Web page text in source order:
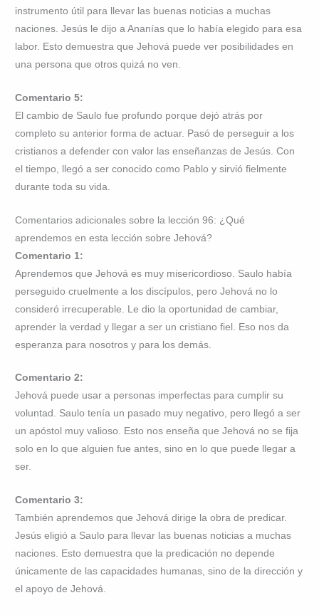
instrumento útil para llevar las buenas noticias a muchas
naciones. Jesús le dijo a Ananías que lo había elegido para esa
labor. Esto demuestra que Jehová puede ver posibilidades en
una persona que otros quizá no ven.
Comentario 5:
El cambio de Saulo fue profundo porque dejó atrás por
completo su anterior forma de actuar. Pasó de perseguir a los
cristianos a defender con valor las enseñanzas de Jesús. Con
el tiempo, llegó a ser conocido como Pablo y sirvió fielmente
durante toda su vida.
Comentarios adicionales sobre la lección 96: ¿Qué
aprendemos en esta lección sobre Jehová?
Comentario 1:
Aprendemos que Jehová es muy misericordioso. Saulo había
perseguido cruelmente a los discípulos, pero Jehová no lo
consideró irrecuperable. Le dio la oportunidad de cambiar,
aprender la verdad y llegar a ser un cristiano fiel. Eso nos da
esperanza para nosotros y para los demás.
Comentario 2:
Jehová puede usar a personas imperfectas para cumplir su
voluntad. Saulo tenía un pasado muy negativo, pero llegó a ser
un apóstol muy valioso. Esto nos enseña que Jehová no se fija
solo en lo que alguien fue antes, sino en lo que puede llegar a
ser.
Comentario 3:
También aprendemos que Jehová dirige la obra de predicar.
Jesús eligió a Saulo para llevar las buenas noticias a muchas
naciones. Esto demuestra que la predicación no depende
únicamente de las capacidades humanas, sino de la dirección y
el apoyo de Jehová.